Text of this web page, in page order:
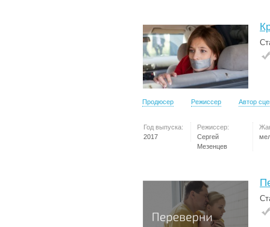
Продюсер Режиссер Автор
Год выпуска:
2017
Режиссер:
Сергей
Мезенцев